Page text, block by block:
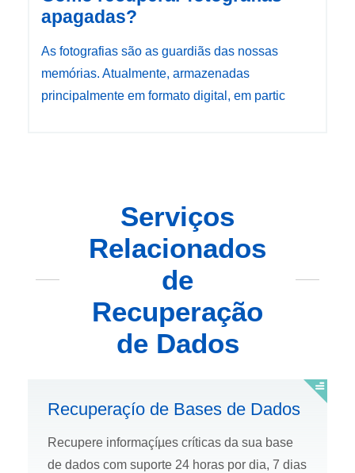
apagadas?
As fotografias são as guardiãs das nossas
memórias. Atualmente, armazenadas
principalmente em formato digital, em partic
Serviços
Relacionados
de
Recuperação
de Dados
Recuperaçío de Bases de Dados
Recupere informaçíµes crí­ticas da sua base
de dados com suporte 24 horas por dia, 7 dias